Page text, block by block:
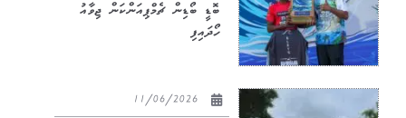
ބޮޑީ ބޯޑިން ޗެމްޕިއަންކަން ޖިވާއު
ހޯދައިފި